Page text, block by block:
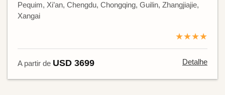
Pequim, Xi’an, Chengdu, Chongqing, Guilin, Zhangjiajie,
Xangai
★★★★
A partir de USD 3699 Detalhe